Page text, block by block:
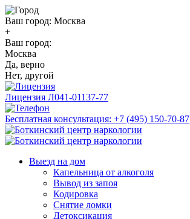
Ваш город: Москва
+
Ваш город:
Москва
Да, верно
Нет, другой
Лицензия Л041-01137-77
Бесплатная консультация: +7 (495) 150-70-87
Выезд на дом
Капельница от алкоголя
Вывод из запоя
Кодировка
Снятие ломки
Детоксикация